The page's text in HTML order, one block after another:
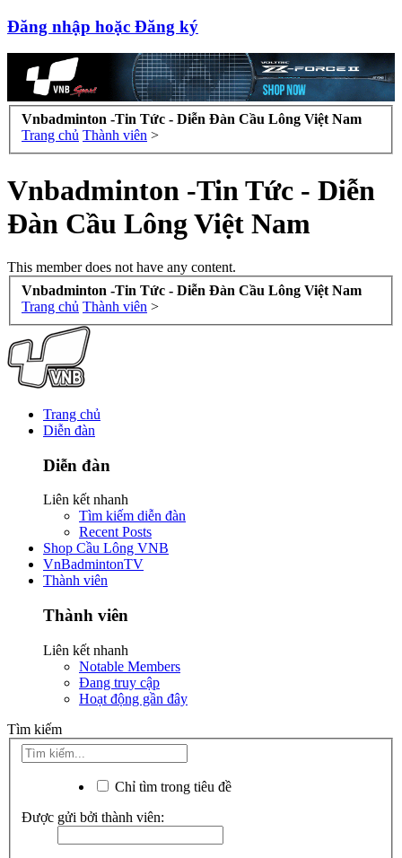
Đăng nhập hoặc Đăng ký
Vnbadminton -Tin Tức - Diễn Đàn Cầu Lông Việt Nam
Trang chủ Thành viên >
Vnbadminton -Tin Tức - Diễn
Đàn Cầu Lông Việt Nam
This member does not have any content.
Vnbadminton -Tin Tức - Diễn Đàn Cầu Lông Việt Nam
Trang chủ Thành viên >
Trang chủ
Diễn đàn
Diễn đàn
Liên kết nhanh
Tìm kiếm diễn đàn
Recent Posts
Shop Cầu Lông VNB
VnBadmintonTV
Thành viên
Thành viên
Liên kết nhanh
Notable Members
Đang truy cập
Hoạt động gần đây
Tìm kiếm
Chỉ tìm trong tiêu đề
Được gửi bởi thành viên: